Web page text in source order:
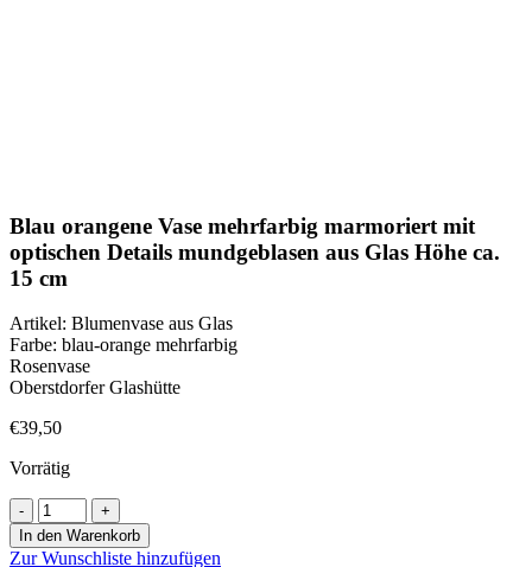
Blau orangene Vase mehrfarbig marmoriert mit
optischen Details mundgeblasen aus Glas Höhe ca.
15 cm
Artikel: Blumenvase aus Glas
Farbe: blau-orange mehrfarbig
Rosenvase
Oberstdorfer Glashütte
€39,50
Vorrätig
Blau
orangene
Vase
In den Warenkorb
Zur Wunschliste hinzufügen